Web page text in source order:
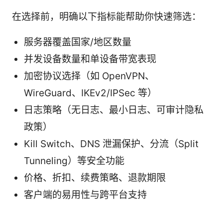
在选择前，明确以下指标能帮助你快速筛选：
服务器覆盖国家/地区数量
并发设备数量和单设备带宽表现
加密协议选择（如 OpenVPN、
WireGuard、IKEv2/IPSec 等）
日志策略（无日志、最小日志、可审计隐私
政策）
Kill Switch、DNS 泄漏保护、分流（Split
Tunneling）等安全功能
价格、折扣、续费策略、退款期限
客户端的易用性与跨平台支持